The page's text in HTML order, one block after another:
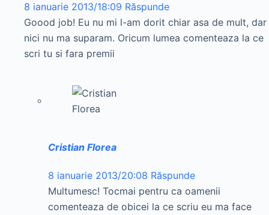
8 ianuarie 2013/18:09 Răspunde
Goood job! Eu nu mi l-am dorit chiar asa de mult, dar
nici nu ma suparam. Oricum lumea comenteaza la ce
scri tu si fara premii
Cristian Florea
8 ianuarie 2013/20:08 Răspunde
Multumesc! Tocmai pentru ca oamenii
comenteaza de obicei la ce scriu eu ma face